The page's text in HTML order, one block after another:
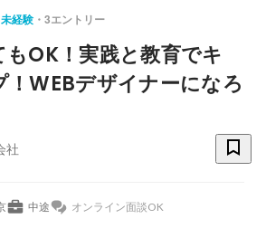
経験 3エントリー
OK！実践と教育でキ
！WEBデザイナーになろ
社
中途 オンライン面談OK